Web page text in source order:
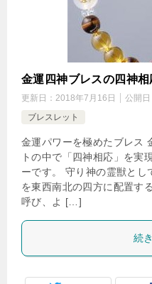
金運四神ブレスの四神
更新日： 2018年7月16日 公開日
ブレスレット
金運パワーを極めたブレス
トの中で「四神相応」を実
ーです。 守り神の霊獣とし
を東西南北の四方に配置す
呼び、よ […]
続